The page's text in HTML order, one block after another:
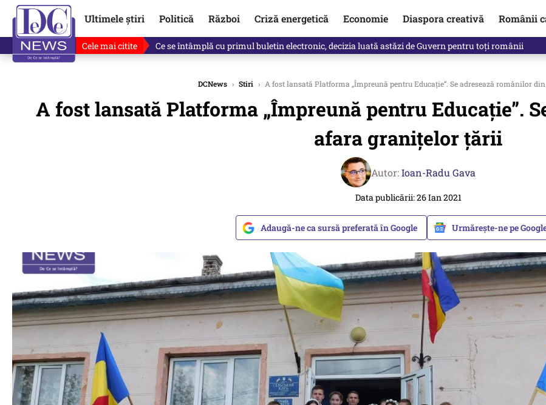
Ultimele știri Politică Război Criză energetică Economie Diaspora creativă Românii
Cele mai citite Ce se întâmplă cu primul buletin electronic, decizia luată astăzi de Guvern pentru toți românii
DCNews › Stiri › A fost lansată Platforma „Împreună pentru Educație”. Se adresează românilor
A fost lansată Platforma „Împreună pentru Educație”.
afara granițelor țării
Autor:Ioan-Radu Gava
Data publicării: 26 Ian 2021
Adaugă-ne ca sursă preferată în Google Urmărește-ne pe